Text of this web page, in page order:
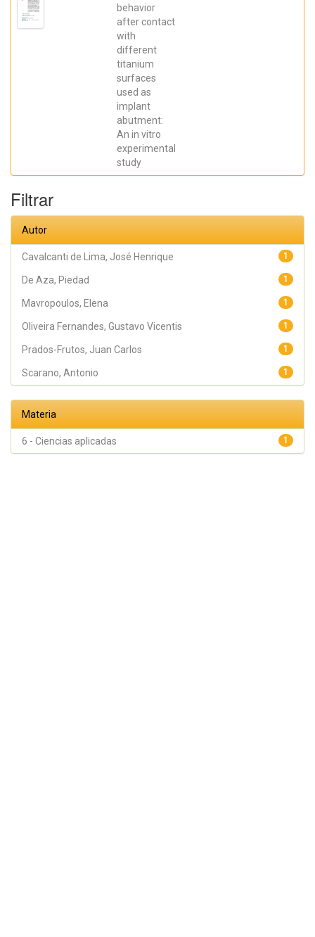
behavior
after contact
with
different
titanium
surfaces
used as
implant
abutment:
An in vitro
experimental
study
Filtrar
Autor
1
Cavalcanti de Lima, José Henrique
1
De Aza, Piedad
1
Mavropoulos, Elena
1
Oliveira Fernandes, Gustavo Vicentis
1
Prados-Frutos, Juan Carlos
1
Scarano, Antonio
Materia
1
6 - Ciencias aplicadas